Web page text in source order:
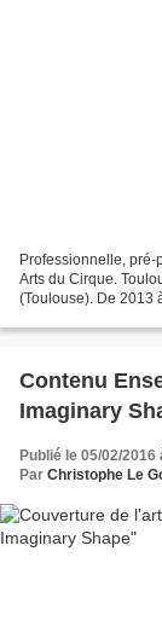
Professionnelle,
Arts du Cirque.
(Toulouse). De 2013
Contenu
Imaginary
Publié le 05/02/2016
Par Christophe Le